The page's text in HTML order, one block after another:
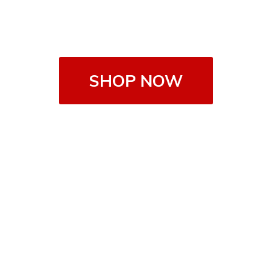
SHOP NOW